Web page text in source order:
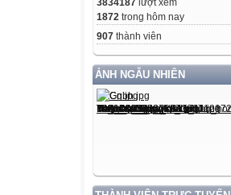
1872 trong hôm nay
907 thành viên
ẢNH NGẪU NHIÊN